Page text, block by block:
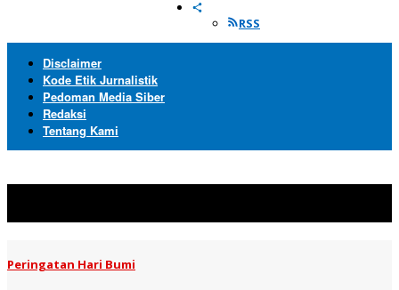
RSS
Disclaimer
Kode Etik Jurnalistik
Pedoman Media Siber
Redaksi
Tentang Kami
Peringatan Hari Bumi